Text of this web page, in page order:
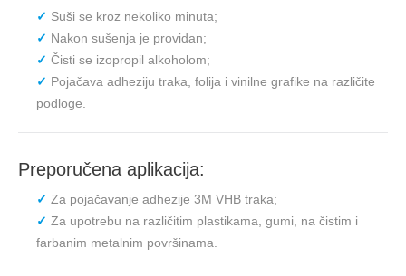
Suši se kroz nekoliko minuta;
Nakon sušenja je providan;
Čisti se izopropil alkoholom;
Pojačava adheziju traka, folija i vinilne grafike na različite
podloge.
Preporučena aplikacija:
Za pojačavanje adhezije 3M VHB traka;
Za upotrebu na različitim plastikama, gumi, na čistim i
farbanim metalnim površinama.